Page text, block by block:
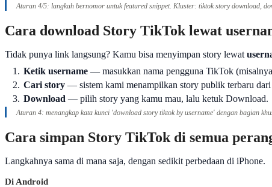
Aturan 4/5: langkah bernomor untuk featured snippet. Kluster: tiktok story download,
Cara download Story TikTok lewat
Tidak punya link langsung? Kamu bisa menyimpan story lewat
1. Ketik username — masukkan nama pengguna TikTok
2. Cari story — sistem kami menampilkan story publik terbaru
3. Download — pilih story yang kamu mau, lalu ketuk Download.
Aturan 4: menangkap kata kunci 'download story tiktok by username' dengan bagian
Cara simpan Story TikTok di semua
Langkahnya sama di mana saja, dengan sedikit perbedaan di iPhone.
Di Android